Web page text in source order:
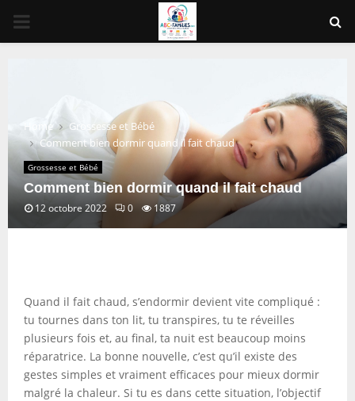
PRIMARY
Home
Grossesse et Bébé
Comment bien dormir quand il fait chaud
Grossesse et Bébé
Comment bien dormir quand il fait chaud
12 octobre 2022 0 1887
Quand il fait chaud, s’endormir devient vite compliqué :
tu tournes dans ton lit, tu transpires, tu te réveilles
plusieurs fois et, au final, ta nuit est beaucoup moins
réparatrice. La bonne nouvelle, c’est qu’il existe des
gestes simples et vraiment efficaces pour mieux dormir
malgré la chaleur. Si tu es dans cette situation, l’objectif